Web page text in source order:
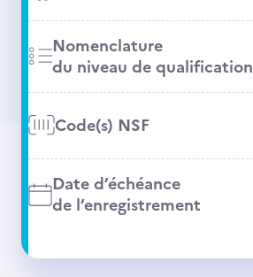
Nomenclature
du niveau de qualification
Code(s) NSF
Date d’échéance
de l’enregistrement